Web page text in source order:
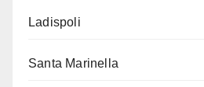
Ladispoli
Santa Marinella